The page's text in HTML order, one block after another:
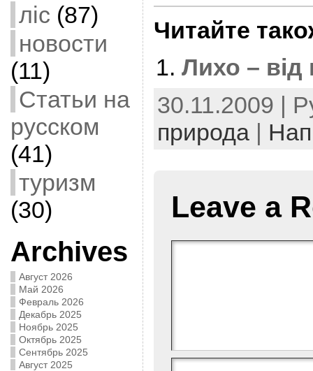
ліс (87)
новости
(11)
Статьи на
русском
(41)
туризм
(30)
Archives
Август 2026
Май 2026
Февраль 2026
Декабрь 2025
Ноябрь 2025
Октябрь 2025
Сентябрь 2025
Август 2025
Читайте
Лихо – від
30.11.2009 |
природа|
Leave a